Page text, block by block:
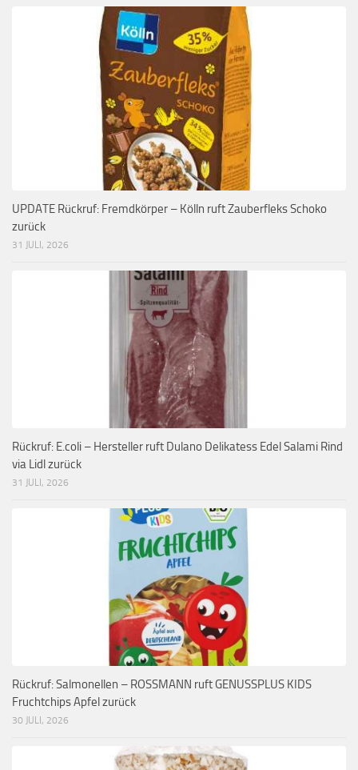
UPDATE Rückruf: Fremdkörper – Kölln ruft Zauberfleks Schoko
zurück
31 JULI, 2026
Rückruf: E.coli – Hersteller ruft Dulano Delikatess Edel Salami Rind
via Lidl zurück
31 JULI, 2026
Rückruf: Salmonellen – ROSSMANN ruft GENUSSPLUS KIDS
Fruchtchips Apfel zurück
30 JULI, 2026